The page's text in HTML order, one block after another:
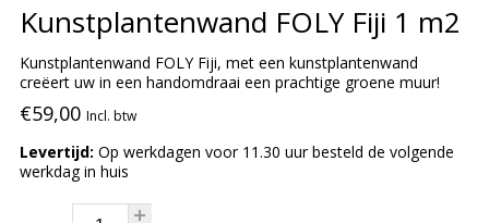
Kunstplantenwand FOLY Fiji 1 m2
Kunstplantenwand FOLY Fiji, met een kunstplantenwand
creëert uw in een handomdraai een prachtige groene muur!
€59,00 Incl. btw
Levertijd: Op werkdagen voor 11.30 uur besteld de volgende
werkdag in huis